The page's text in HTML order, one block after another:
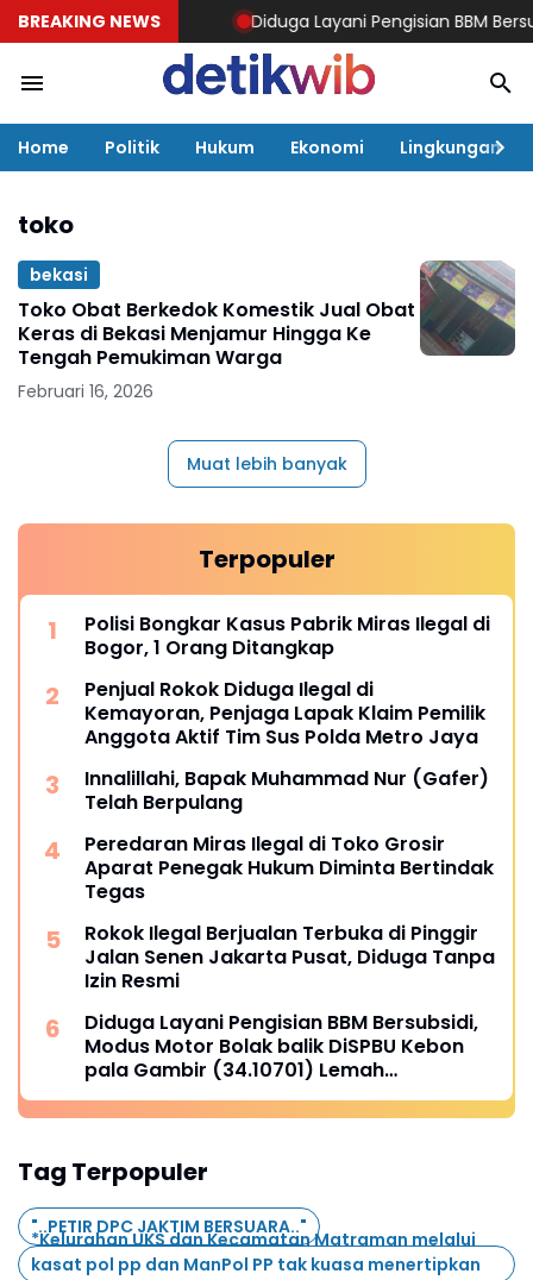
BREAKING NEWS Diduga Layani Pengisian BBM
Home Politik Hukum Ekonomi Lingkungan
toko
bekasi
Toko Obat Berkedok Komestik Jual Obat
Keras di Bekasi Menjamur Hingga Ke
Tengah Pemukiman Warga
Februari 16, 2026
Muat lebih banyak
Terpopuler
Polisi Bongkar Kasus Pabrik Miras Ilegal di
Bogor, 1 Orang Ditangkap
Penjual Rokok Diduga Ilegal di
Kemayoran, Penjaga Lapak Klaim Pemilik
Anggota Aktif Tim Sus Polda Metro Jaya
Innalillahi, Bapak Muhammad Nur (Gafer)
Telah Berpulang
Peredaran Miras Ilegal di Toko Grosir
Aparat Penegak Hukum Diminta Bertindak
Tegas
Rokok Ilegal Berjualan Terbuka di Pinggir
Jalan Senen Jakarta Pusat, Diduga Tanpa
Izin Resmi
Diduga Layani Pengisian BBM Bersubsidi,
Modus Motor Bolak balik DiSPBU Kebon
pala Gambir (34.10701) Lemah
Pengawasan.
Tag Terpopuler
"..PETIR DPC JAKTIM BERSUARA.."
*Kelurahan UKS dan Kecamatan Matraman melalui
kasat pol pp dan ManPol PP tak kuasa menertipkan